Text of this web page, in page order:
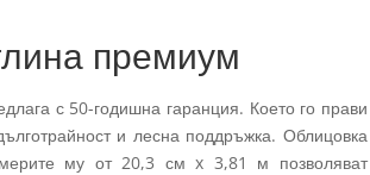
премиум
с 50-годишна гаранция. Което го прави
и лесна поддръжка. Облицовка
му от 20,3 см x 3,81 м позволяват